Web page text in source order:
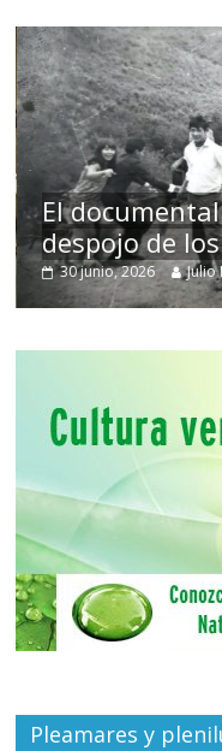
El
despojo de
30 junio, 2026 Julio
Pleamares y